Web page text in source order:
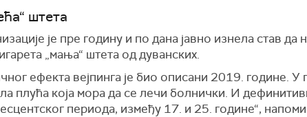
штета
је пре годину и по дана јавно изнела став
„мања“ штета од дуванских.
ефекта вејпинга је био описани 2019. године.
плућа која мора да се лечи болнички. И
периода, између 17. и 25. године“,